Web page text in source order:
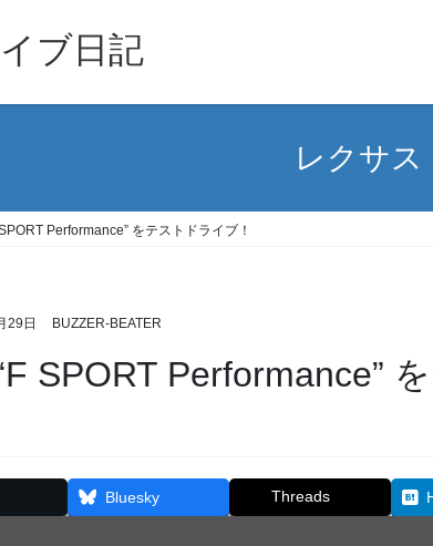
ブ日記
レクサス
Performance” をテストドライブ！
29日 BUZZER-BEATER
SPORT Performance”
Bluesky Threads